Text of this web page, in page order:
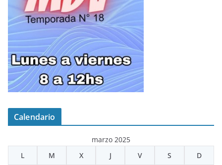
Calendario
marzo 2025
L
M X J V S D